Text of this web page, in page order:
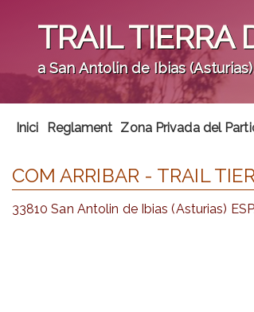
TRAIL TIERRA
a San Antolin de Ibias
Inici Reglament Zona Privada del
COM ARRIBAR - TRAIL
33810 San Antolin de Ibias (Asturias)